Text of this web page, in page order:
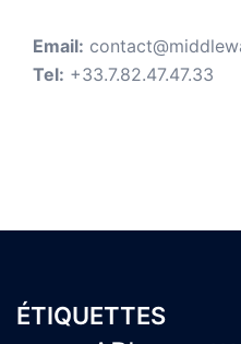
Email:
Tel: +33.7.82.47.47.33
ÉTIQUETTES